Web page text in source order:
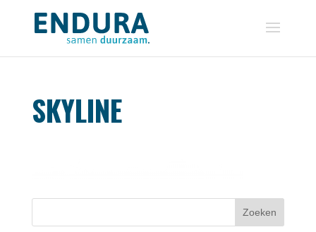
SKYLINE